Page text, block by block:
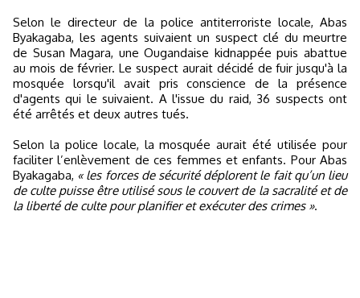
Selon le directeur de la police antiterroriste locale, Abas
Byakagaba, les agents suivaient un suspect clé du meurtre
de Susan Magara, une Ougandaise kidnappée puis abattue
au mois de février. Le suspect aurait décidé de fuir jusqu'à la
mosquée lorsqu'il avait pris conscience de la présence
d'agents qui le suivaient. A l'issue du raid, 36 suspects ont
été arrêtés et deux autres tués.
Selon la police locale, la mosquée aurait été utilisée pour
faciliter l’enlèvement de ces femmes et enfants. Pour Abas
Byakagaba, « les forces de sécurité déplorent le fait qu’un lieu
de culte puisse être utilisé sous le couvert de la sacralité et de
la liberté de culte pour planifier et exécuter des crimes ».